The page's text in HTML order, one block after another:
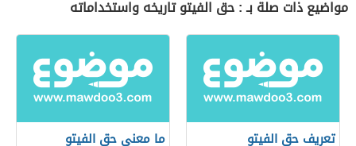
مواضيع ذات صلة بـ : حق الفيتو تاريخه واستخداماته
تعريف حق الفيتو ما معنى حق الفيتو